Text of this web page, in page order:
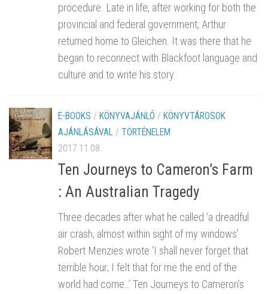
procedure. Late in life, after working for both the
provincial and federal government, Arthur
returned home to Gleichen. It was there that he
began to reconnect with Blackfoot language and
culture and to write his story.
E-BOOKS / KÖNYVAJÁNLÓ / KÖNYVTÁROSOK
AJÁNLÁSÁVAL / TÖRTÉNELEM
2017.11.08.
Ten Journeys to Cameron’s Farm
: An Australian Tragedy
Three decades after what he called ‘a dreadful
air crash, almost within sight of my windows’
Robert Menzies wrote ‘I shall never forget that
terrible hour; I felt that for me the end of the
world had come…’ Ten Journeys to Cameron’s